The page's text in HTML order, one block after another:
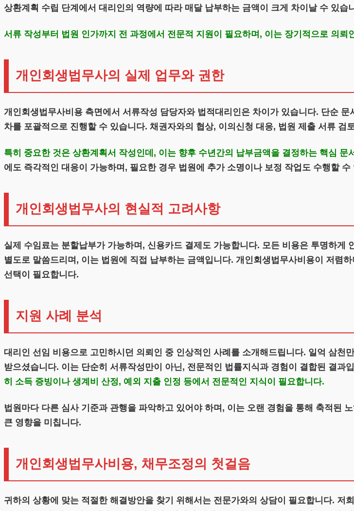
상환계획 수립 단계에서 대리인의 역량에 따라 매달 납부하는 금액이 크게 차이날 수 있습
서류 작성부터 법원 인가까지 전 과정에서 전문적 지원이 필요하며, 이는 장기적으로 의
개인회생법무사의 실제 업무와 권한
개인회생법무사비용 측면에서 서류작성 담당자와 법적대리인은 차이가 있습니다. 단순
차를 포괄적으로 진행할 수 있습니다. 채권자와의 협상, 이의신청 대응, 법원 제출 서류 검
특히 중요한 것은 상환계획서 작성인데, 이는 향후 수년간의 납부금액을 결정하는 핵심 문
에도 즉각적인 대응이 가능하며, 필요한 경우 법원에 추가 소명이나 보정 작업도 수행할 수
개인회생법무사의 현실적 고려사항
실제 수임료는 분할납부가 가능하며, 신용카드 결제도 가능합니다. 모든 비용은 투명하
별도로 말씀드리며, 이는 법원에 직접 납부하는 금액입니다. 개인회생법무사비용이 저렴
선택이 필요합니다.
지원 사례 분석
대리인 선임 비용으로 고민하시던 의뢰인 중 인상적인 사례를 소개해드립니다. 일억 삼
받으셨습니다. 이는 단순히 서류작성만이 아닌, 전문적인 법률지식과 경험이 결합된 결
히 소득 증빙이나 생계비 산정, 예외 지출 인정 등에서 전문적인 지식이 필요합니다.
법원마다 다른 심사 기준과 관행을 파악하고 있어야 하며, 이는 오랜 경험을 통해 축적된
큰 영향을 미칩니다.
개인회생법무사비용, 채무조정의 첫걸음
귀하의 상황에 맞는 적절한 해결방안을 찾기 위해서는 전문가와의 상담이 필요합니다.